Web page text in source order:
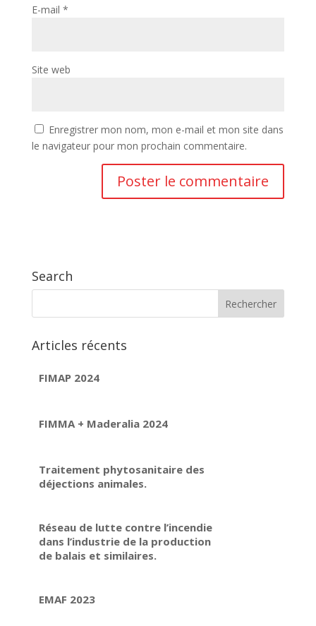
E-mail *
Site web
Enregistrer mon nom, mon e-mail et mon site dans
le navigateur pour mon prochain commentaire.
Search
Articles récents
FIMAP 2024
FIMMA + Maderalia 2024
Traitement phytosanitaire des
déjections animales.
Réseau de lutte contre l’incendie
dans l’industrie de la production
de balais et similaires.
EMAF 2023